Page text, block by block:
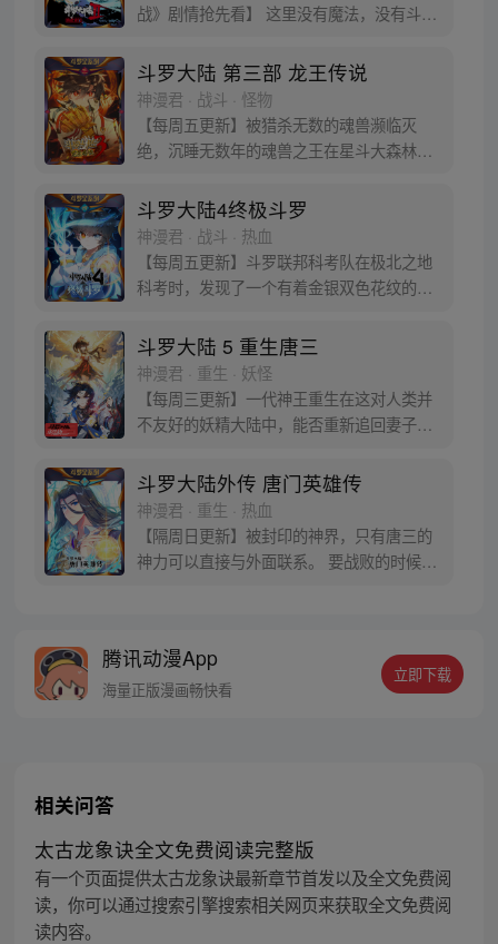
战》剧情抢先看】 这里没有魔法，没有斗
后的斗罗大陆上，唐门式微，一代天骄霍雨
浩横空出世，一切的神奇都将一一展现。 唐
门暗器能否重振雄风，唐门能否重现辉煌，
一切尽绝世唐门！
斗罗大陆 第三部 龙王传说
神漫君 · 战斗 · 怪物
【每周五更新】被猎杀无数的魂兽濒临灭
绝，沉睡无数年的魂兽之王在星斗大森林最
魂”遇上执着而顽强的少年唐舞麟，万众瞩目
的武魂传奇将再次被书写。我们不期待奇
迹，但要给奇迹一个机会。
斗罗大陆4终极斗罗
神漫君 · 战斗 · 热血
【每周五更新】斗罗联邦科考队在极北之地
科考时，发现了一个有着金银双色花纹的
于是赶忙将其带回研究所进行孵化。蛋孵化
出来了，可孵出来的是一个婴儿，一个和人
类一模一样的孩子；与此同时，联邦研究所
正在解冻一名银色长发女子，而一名蓝发青
年则在海滨被人发现
斗罗大陆 5 重生唐三
神漫君 · 重生 · 妖怪
【每周三更新】一代神王重生在这对人类并
不友好的妖精大陆中，能否重新追回妻子。
路？尽在一代神王至情追妻之旅，斗罗大陆
第五部，重生唐三!
斗罗大陆外传 唐门英雄传
神漫君 · 重生 · 热血
【隔周日更新】被封印的神界，只有唐三的
神力可以直接与外面联系。 要战败的时候，
战！
腾讯动漫App
海量正版漫画畅快看
立即下载
相关问答
太古龙象诀全文免费阅读完整版
有一个页面提供太古龙象诀最新章节首发以及全文免费阅
读，你可以通过搜索引擎搜索相关网页来获取全文免费阅
读内容。